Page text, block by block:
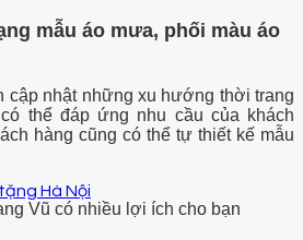
mẫu áo mưa, phối màu áo
cập nhật những xu hướng thời trang
thể đáp ứng nhu cầu của khách
hàng cũng có thể tự thiết kế mẫu
Vũ có nhiều lợi ích cho bạn